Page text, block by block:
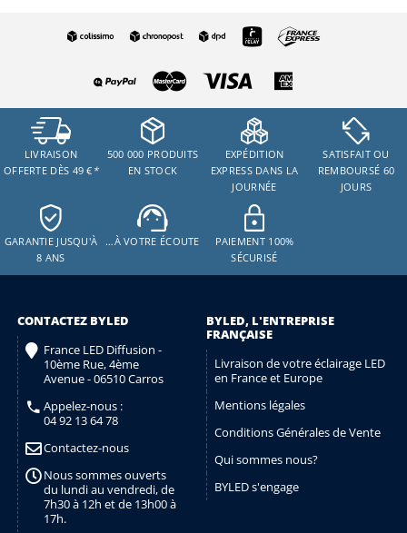
LIVRAISON
OFFERTE DÈS 49 € *
500 000 PRODUITS
EN STOCK
EXPÉDITION
EXPRESS DANS LA
JOURNÉE
SATISFAIT OU
REMBOURSÉ 60
JOURS
GARANTIE JUSQU'À
8 ANS
…À VOTRE ÉCOUTE
PAIEMENT 100%
SÉCURISÉ
CONTACTEZ BYLED
France LED Diffusion -
10ème Rue, 4ème
Avenue - 06510 Carros
Appelez-nous :
04 92 13 64 78
Contactez-nous
Nous sommes ouverts
du lundi au vendredi, de
7h30 à 12h et de 13h00 à
17h.
BYLED, L'ENTREPRISE
FRANÇAISE
Livraison de votre éclairage LED
en France et Europe
Mentions légales
Conditions Générales de Vente
Qui sommes nous?
BYLED s'engage